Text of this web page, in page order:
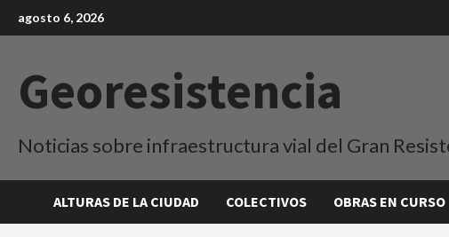
agosto 6, 2026
Georesistencia
Noticias sobre infraestructura vial del Gran
ALTURAS DE LA CIUDAD COLECTIVOS OBRAS EN CURSO